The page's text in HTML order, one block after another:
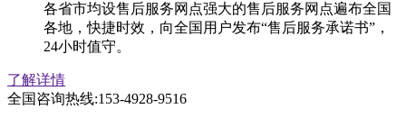
各省市均设售后服务网点强大的售后服务网点遍布全国
各地，快捷时效，向全国用户发布“售后服务承诺书”，
24小时值守。
了解详情
全国咨询热线:153-4928-9516